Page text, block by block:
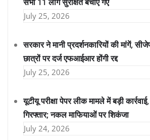
July 25, 2026
सरकार ने मानी प्रदर्शनकारियों की मांगें,
छात्रों पर दर्ज एफआईआर होंगी रद्द
July 25, 2026
यूटीयू परीक्षा पेपर लीक मामले में बड़ी
गिरफ्तार; नकल माफियाओं पर शिकंजा
July 24, 2026